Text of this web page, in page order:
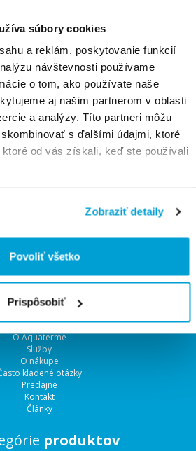
súbory cookies
a reklám, poskytovanie funkcií
návštevnosti používame
o tom, ako používate naše
aj našim partnerom v oblasti
a analýzy. Títo partneri môžu
s ďalšími údajmi, ktoré
od vás získali, keď ste používali
Zobraziť detaily
Povoliť všetko
Prispôsobiť
na stranu: Radenie:
Čakajte prosím.
navigácia
Úvodná strana
O Aquaterme
Služby
O nákupe
kladené otázky
Predajne
Kontakt
Články
produktov